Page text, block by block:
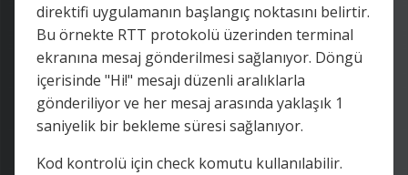
direktifi uygulamanın başlangıç noktasını belirtir.
Bu örnekte RTT protokolü üzerinden terminal
ekranına mesaj gönderilmesi sağlanıyor. Döngü
içerisinde "Hi!" mesajı düzenli aralıklarla
gönderiliyor ve her mesaj arasında yaklaşık 1
saniyelik bir bekleme süresi sağlanıyor.
Kod kontrolü için check komutu kullanılabilir.